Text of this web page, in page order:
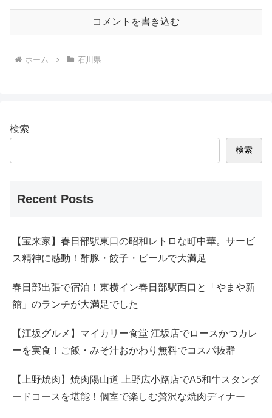
コメントを書き込む
ホーム 石川県
検索
検索
Recent Posts
【宝来家】春日部駅東口の昭和レトロな町中華。サービ
ス精神に感動！酢豚・餃子・ビールで大満足
春日部出張で宿泊！東横イン春日部駅西口と「やまや新
館」のランチが大満足でした
【江坂グルメ】マイカリー食堂 江坂店でロースかつカレ
ーを実食！ご飯・みそ汁おかわり無料でコスパ抜群
【上野焼肉】焼肉陽山道 上野広小路店でA5和牛スタンダ
ードコースを堪能！個室で楽しむ贅沢な焼肉ディナー